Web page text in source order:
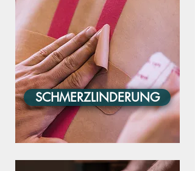
SCHMERZLINDERUNG